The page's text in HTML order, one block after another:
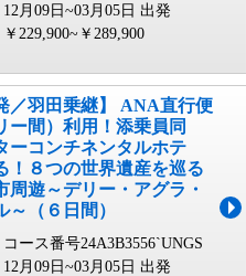
12月09日~03月05日 出発
￥229,900~￥289,900
／羽田乗継】 ANA直行便
ー間）利用！添乗員同
ーコンチネンタルホテ
！８つの世界遺産を巡る
周遊～デリー・アグラ・
～（６日間）
コース番号24A3B3556`UNGS
12月09日~03月05日 出発